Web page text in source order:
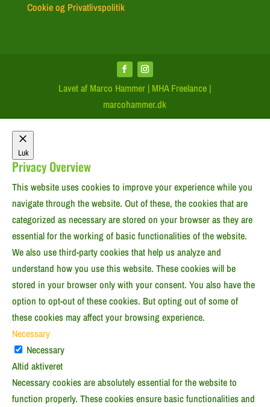
Cookie og Privatlivspolitik
Lavet af Marco Hammer | MHA Freelance |
marcohammer.dk
Luk
Privacy Overview
This website uses cookies to improve your experience while you
navigate through the website. Out of these, the cookies that are
categorized as necessary are stored on your browser as they are
essential for the working of basic functionalities of the website.
We also use third-party cookies that help us analyze and
understand how you use this website. These cookies will be
stored in your browser only with your consent. You also have the
option to opt-out of these cookies. But opting out of some of
these cookies may affect your browsing experience.
Necessary
Necessary
Altid aktiveret
Necessary cookies are absolutely essential for the website to
function properly. These cookies ensure basic functionalities and